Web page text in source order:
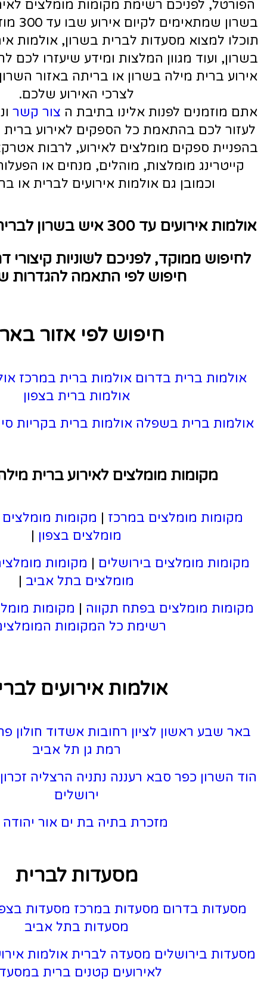
מקומות מומלצים לאירוע בריתה או ברית
בשרון שמתאימים לקיום אירוע שבו עד 300 מוזמנים. בין המקומות
לברית בשרון, אולמות אירועים קטנים לברית
ומידע שיעזרו לכם לתכנון ולהפיק בקלות
או בריתה באזור השרון, בהתאמה מדויקת
לצרכי האירוע שלכם.
אלינו בתיבת הצור קשרונציגי הפורטל ישמחו
כל הספקים לאירוע ברית המילה או הבריתה,
לאירוע, לרבות אטרקציות לברית, חברות
מוהלים, מנחים או הפעלות לילדים באירוע,
אירועים לברית או בריתה בשרון.
בריתה
לשוניות קיצורי דרך לדפי תוצאות
לפי התאמה להגדרות שונות :
לפי אזור בארץ
אולמות ברית במרכז אולמות ברית בשרון
אולמות ברית בקריות סינון אולמות אירועים
לאירוע ברית מילה או בריתה
במרכז|מקומות מומלצים בדרום|מקומות
|מקומות מומלצים בשרון|מקומות
תקווה|מקומות מומלצים בראשון לציון|
כל המקומות המומלצים |
אירועים לברית
רחובות אשדוד חולון פתח תקווה לוד יהוד
רעננה נתניה הרצליה זכרון יעקב מודיעין חיפה
אור יהודה יפו
מסעדות לברית
במרכז מסעדות בצפון מסעדות בשרון
מסעדה לברית אולמות אירועים קטנים מקומות
ברית במסעדה